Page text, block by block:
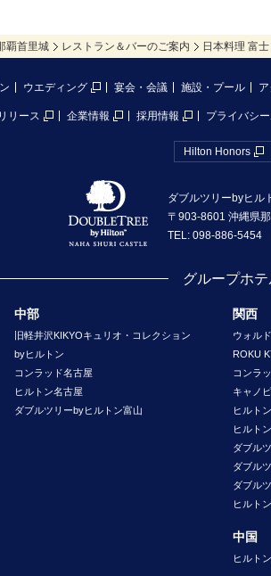
覇首里城 レストラン＆バーのご案内 日本料理 富士
ウエディング 宴会・会議 施設・プール
リース 企業情報 採用情報 プライバシ
Hilton Honors
ダブルツリーbyヒル
〒903-8601 沖縄県
TEL: 098-886-5454
グループホテ
中部
旧軽井沢KIKYOキュリオ・コレクション
byヒルトン
コンラッド名古屋
ヒルトン名古屋
ダブルツリーbyヒルトン富山
関西
ウォル
ROKU
コンラ
キャノ
ヒルト
ヒルト
ダブル
ダブル
ダブル
ヒルト
中国
ヒルト